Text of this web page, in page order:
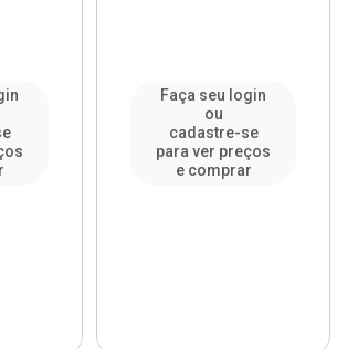
Faça seu login
ou
cadastre-se
para ver preços
e comprar